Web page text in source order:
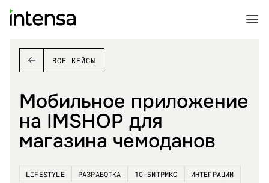
ВСЕ КЕЙСЫ
Мобильное приложение
на IMSHOP для
магазина чемоданов
LIFESTYLE РАЗРАБОТКА 1С-БИТРИКС ИНТЕГРАЦИИ